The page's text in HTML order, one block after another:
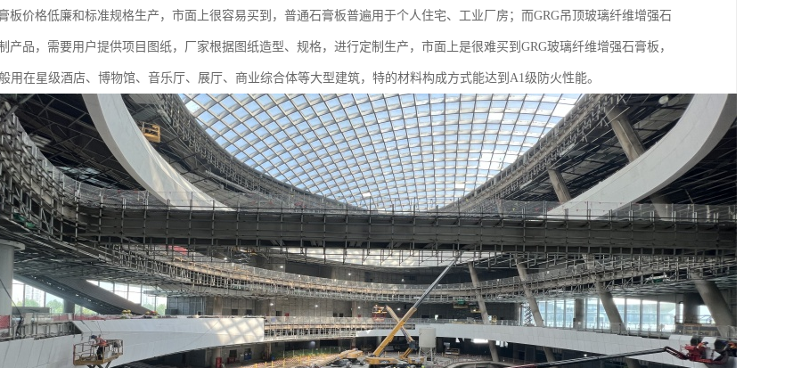
板价格低廉和标准规格生产，市面上很容易买到，普通石膏板普遍用于个人住宅、工业厂房；而GRG吊顶玻璃纤维增强石
产品，需要用户提供项目图纸，厂家根据图纸造型、规格，进行定制生产，市面上是很难买到GRG玻璃纤维增强石膏板，
用在星级酒店、博物馆、音乐厅、展厅、商业综合体等大型建筑，特的材料构成方式能达到A1级防火性能。